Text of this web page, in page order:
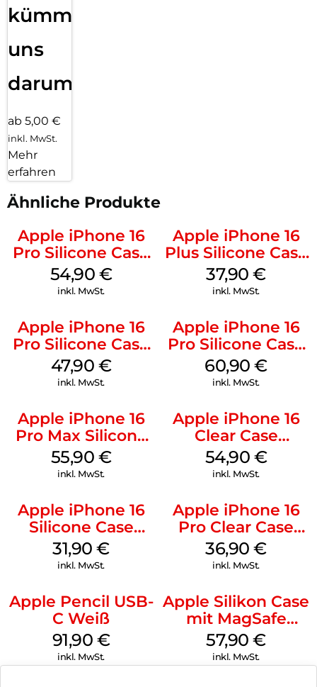
kümmern
uns
darum!
ab 5,00 €
inkl. MwSt.
Mehr
erfahren
Ähnliche Produkte
Apple iPhone 16
Pro Silicone Case
MagSafe Black
54,90 €
inkl. MwSt.
Apple iPhone 16
Plus Silicone Case
MagSafe Lake
Green
37,90€
inkl. MwSt.
Apple iPhone 16
Pro Silicone Case
MagSafe Denim
47,90 €
inkl. MwSt.
Apple iPhone 16
Pro Silicone Case
MagSafe Stone
Gray
60,90€
inkl. MwSt.
Apple iPhone 16
Pro Max Silicone
Case MagSafe
Stone Gray
55,90 €
inkl. MwSt.
Apple iPhone 16
Clear Case
MagSafe
Transparent
54,90 €
inkl. MwSt.
Apple iPhone 16
Silicone Case
MagSafe Fuchsia
31,90€
inkl. MwSt.
Apple iPhone 16
Pro Clear Case
MagSafe
Transparent
36,90€
inkl. MwSt.
Apple Pencil USB-
C Weiß
91,90 €
inkl. MwSt.
Apple Silikon Case
mit MagSafe
iPhone 14 Pro
(PRODUCT)RED
57,90€
inkl. MwSt.